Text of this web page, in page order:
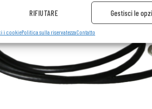
RIFIUTARE Gestisci le
i cookiePolitica sulla riservatezzaContatto